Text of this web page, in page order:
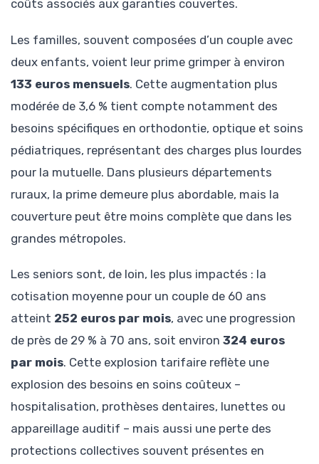
coûts associés aux garanties couvertes.
Les familles, souvent composées d’un couple avec
deux enfants, voient leur prime grimper à environ
133 euros mensuels. Cette augmentation plus
modérée de 3,6 % tient compte notamment des
besoins spécifiques en orthodontie, optique et soins
pédiatriques, représentant des charges plus lourdes
pour la mutuelle. Dans plusieurs départements
ruraux, la prime demeure plus abordable, mais la
couverture peut être moins complète que dans les
grandes métropoles.
Les seniors sont, de loin, les plus impactés : la
cotisation moyenne pour un couple de 60 ans
atteint 252 euros par mois, avec une progression
de près de 29 % à 70 ans, soit environ 324 euros
par mois. Cette explosion tarifaire reflète une
explosion des besoins en soins coûteux –
hospitalisation, prothèses dentaires, lunettes ou
appareillage auditif – mais aussi une perte des
protections collectives souvent présentes en